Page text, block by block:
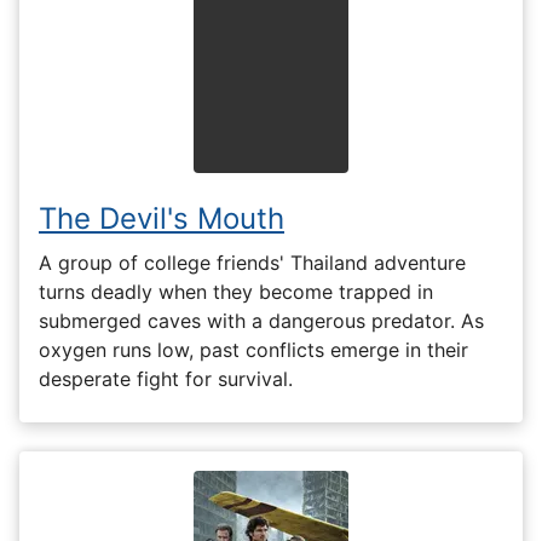
The Devil's Mouth
A group of college friends' Thailand adventure
turns deadly when they become trapped in
submerged caves with a dangerous predator. As
oxygen runs low, past conflicts emerge in their
desperate fight for survival.